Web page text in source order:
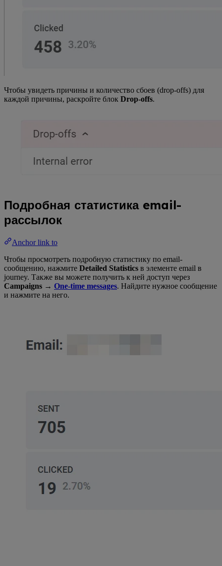
Чтобы увидеть причины и количество сбоев (drop-offs) для
каждой причины, раскройте блок Drop-offs.
Подробная статистика email-
рассылок
Anchor link to
Чтобы просмотреть подробную статистику по email-
сообщению, нажмите Detailed Statistics в элементе email в
journey. Также вы можете получить к ней доступ через
Campaigns → One-time messages. Найдите нужное сообщение
и нажмите на него.